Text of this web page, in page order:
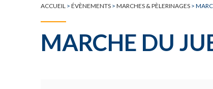
ACCUEIL > ÉVÈNEMENTS > MARCHES & PÈLERINAGES >
MARCHE DU